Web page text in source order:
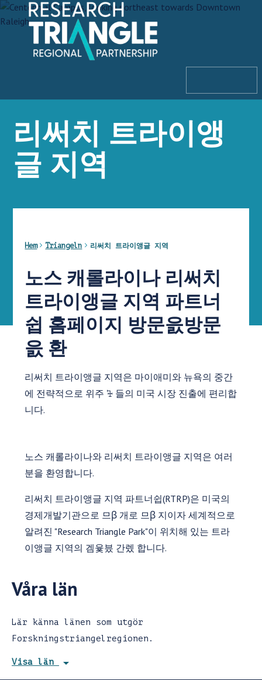
Hoppa till innehållet
리써치 트라이앵
글 지역
Hem Triangeln 리써치 트라이앵글 지역
노스 캐롤라이나 리써치
트라이앵글 지역 파트너
쉽 홈페이지 방문읈방문
읈 환
리써치 트라이앵글 지역은 마이애미와 뉴욕의 중간
에 전략적으로 위주 ꕳ 들의 미국 시장 진출에 편리합
니다.
노스 캐롤라이나와 리써치 트라이앵글 지역은 여러
분을 환영합니다.
리써치 트라이앵글 지역 파트너쉽(RTRP)은 미국의
경제개발기관으로 므ꞵ 개로 므ꞵ 지이자 세계적으로
알려진 "Research Triangle Park"이 위치해 있는 트라
이앵글 지역의 겜윷븠 간렜 합니다.
Våra län
Lär känna länen som utgör
Forskningstriangelregionen.
Visa län arrow_drop_down